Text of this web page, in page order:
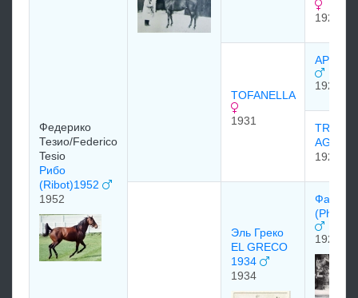
Федерико
Тезио/Federico
Tesio
Рибо
(Ribot)1952
1952
1923
TOFANELLA
1931
1923
TRY
AGAIN
1922
Эль Греко
EL GRECO
1934
1934
Фарос
1920